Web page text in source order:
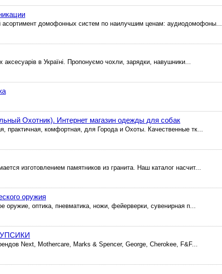
домофонных систем по наилучшим ценам: аудиодомофоны...
аксесуарів в Україні. Пропонуємо чохли, зарядки, навушники...
Охотник). Интернет магазин одежды для собак
практичная, комфортная, для Города и Охоты. Качественные тк...
изготовлением памятников из гранита. Наш каталог насчит...
оружия
оружие, оптика, пневматика, ножи, фейерверки, сувенирная п...
Next, Mothercare, Marks & Spencer, George, Cherokee, F&F...